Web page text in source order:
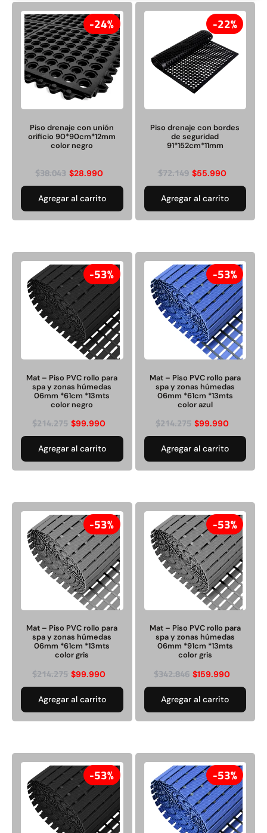
24%
Piso drenaje con unión
orificio 90*90cm*12mm
color negro
$38.043 $28.990
Agregar al carrito
22%
Piso drenaje con bordes
de seguridad
91*152cm*11mm
$72.149 $55.990
Agregar al carrito
53%
Mat – Piso PVC rollo para
spa y zonas húmedas
06mm *61cm *13mts
color negro
$214.275 $99.990
Agregar al carrito
53%
Mat – Piso PVC rollo para
spa y zonas húmedas
06mm *61cm *13mts
color azul
$214.275 $99.990
Agregar al carrito
53%
Mat – Piso PVC rollo para
spa y zonas húmedas
06mm *61cm *13mts
color gris
$214.275 $99.990
Agregar al carrito
53%
Mat – Piso PVC rollo para
spa y zonas húmedas
06mm *91cm *13mts
color gris
$342.846 $159.990
Agregar al carrito
53% 53%
Rampa Móvil Hidráulica
carga 10ton
$11.790.000
Juego Modular 35
QplayGround
Leer más
Juego Modular 40
QplayGround
$4.859.984
Leer más
50%
Juego Modular 25
QplayGround
$ 9.558.557
$4.790.000
Agregar al carrito
Juego Modular 02
QplayGround
$ 4.507.990
Juego Modular 01
QplayGround
$4.415.700